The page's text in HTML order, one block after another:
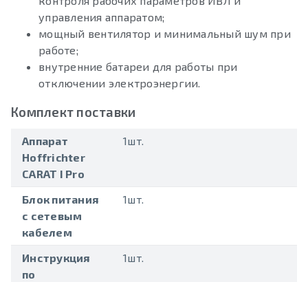
управления аппаратом;
мощный вентилятор и минимальный шум при
работе;
внутренние батареи для работы при
отключении электроэнергии.
Комплект поставки
Аппарат
Hoffrichter
CARAT I Pro
1шт.
Блок питания
с сетевым
кабелем
1шт.
Инструкция
по
1шт.